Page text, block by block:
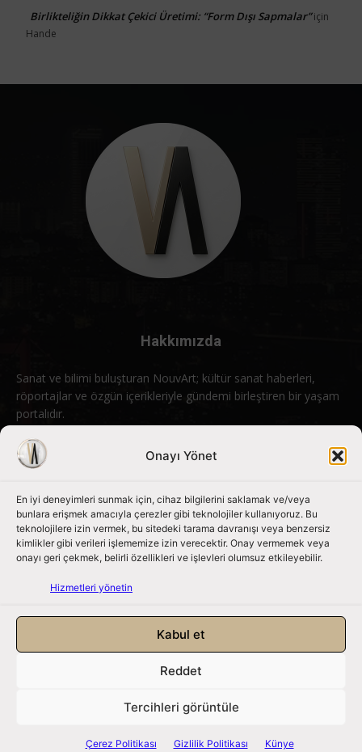
Onayı Yönet
En iyi deneyimleri sunmak için, cihaz bilgilerini saklamak ve/veya
bunlara erişmek amacıyla çerezler gibi teknolojiler kullanıyoruz. Bu
teknolojilere izin vermek, bu sitedeki tarama davranışı veya benzersiz
kimlikler gibi verileri işlememize izin verecektir. Onay vermemek veya
onayı geri çekmek, belirli özellikleri ve işlevleri olumsuz etkileyebilir.
Hizmetleri yönetin
Kabul et
Reddet
Tercihleri görüntüle
Çerez Politikası Gizlilik Politikası Künye
Birlikteliğin Dikkat Çekici Üretimi: “Form Dışı Sapmalar”için
Hande
Hakkımızda
Sanat ve bilimi buluşturan NouvArt; kültür sanat haberleri,
röportajlar ve özgün içerikleriyle gündemi birleştiren bir yaşam
portalıdır.
Bizimle iletişime geçin: info@nouvart.net
Bizi Takip Edin
Künye|İletişim